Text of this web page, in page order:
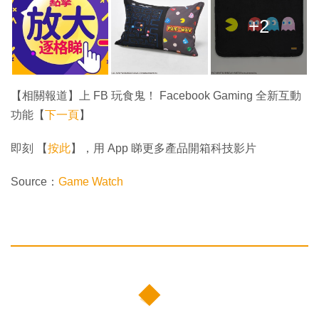
+2
【相關報道】上 FB 玩食鬼！ Facebook Gaming 全新互動
功能【下一頁】
即刻 【按此】，用 App 睇更多產品開箱科技影片
Source： Game Watch